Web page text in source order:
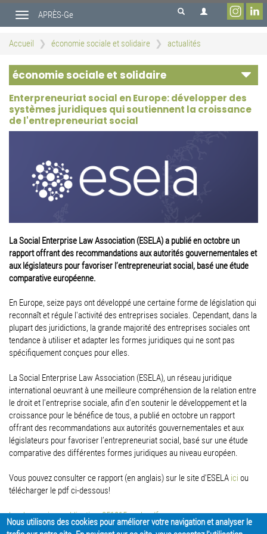
contenu
Toggle
navigation
APRÈS-Ge
Accueil économie sociale et solidaire actualités
économie sociale et solidaire
Enterpreneuriat social en Europe: développer des
systèmes juridiques qui soutiennent la croissance
de l'entrepreneuriat social
La Social Enterprise Law Association (ESELA) a publié en octobre un
rapport offrant des recommandations aux autorités gouvernementales et
aux législateurs pour favoriser l’entrepreneuriat social, basé une étude
comparative européenne.
En Europe, seize pays ont développé une certaine forme de législation qui
reconnaît et régule l'activité des entreprises sociales. Cependant, dans la
plupart des juridictions, la grande majorité des entreprises sociales ont
tendance à utiliser et adapter les formes juridiques qui ne sont pas
spécifiquement conçues pour elles.
La Social Enterprise Law Association (ESELA), un réseau juridique
international oeuvrant à une meilleure compréhension de la relation entre
le droit et l'entreprise sociale, afin d'en soutenir le développement et la
croissance pour le bénéfice de tous, a publié en octobre un rapport
offrant des recommandations aux autorités gouvernementales et aux
législateurs pour favoriser l’entrepreneuriat social, basé sur une étude
comparative des différentes formes juridiques au niveau européen.
Vous pouvez consulter ce rapport (en anglais) sur le site d'ESELA ici ou
télécharger le pdf ci-dessous!
legal_mapping_publication_051015_web.pdf
Nous utilisons des cookies pour améliorer votre navigation et analyser le